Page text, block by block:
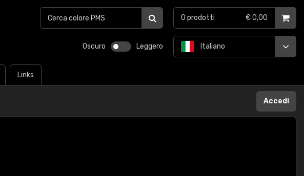
Oscuro Leggero
Links
Italiano
0 prodotti € 0,00
Accedi